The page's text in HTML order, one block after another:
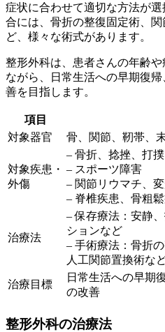
症状に合わせて適切な方法が
合には、骨折の整復固定術、
ど、様々な術式があります。
整形外科は、患者さんの年齢
ながら、日常生活への早期復
善を目指します。
項目
対象器官
骨、関節、靭帯、
対象疾患・
外傷
– 骨折、捻挫、打
– スポーツ障害
– 関節リウマチ、
– 脊椎疾患、骨粗
治療法
– 保存療法：安静
ションなど
– 手術療法：骨折
人工関節置換術な
治療目標
日常生活への早期
の改善
整形外科の治療法